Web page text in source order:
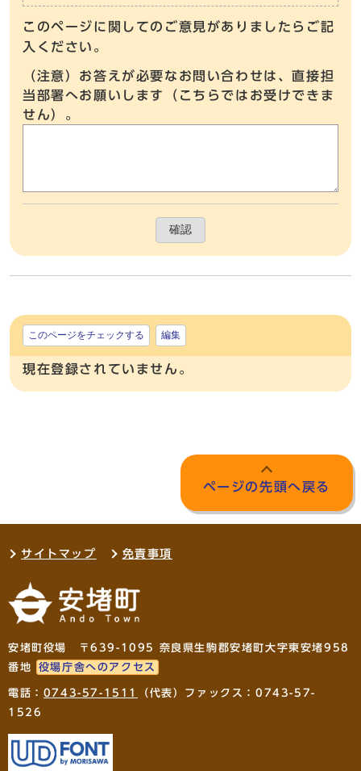
このページに関してのご意見がありましたらご記
入ください。
（注意）お答えが必要なお問い合わせは、直接担
当部署へお願いします（こちらではお受けできま
せん）。
確認
このページをチェックする 編集
現在登録されていません。
ページの先頭へ戻る
サイトマップ 免責事項
安堵町役場 〒639-1095 奈良県生駒郡安堵町大字東安堵958
番地
役場庁舎へのアクセス
電話： 0743-57-1511
（代表）ファックス：0743-57-
1526